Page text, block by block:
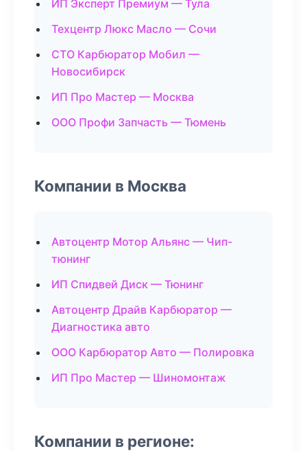
ИП Эксперт Премиум — Тула
Техцентр Люкс Масло — Сочи
СТО Карбюратор Мобил —
Новосибирск
ИП Про Мастер — Москва
ООО Профи Запчасть — Тюмень
Компании в Москва
Автоцентр Мотор Альянс — Чип-
тюнинг
ИП Спидвей Диск — Тюнинг
Автоцентр Драйв Карбюратор —
Диагностика авто
ООО Карбюратор Авто — Полировка
ИП Про Мастер — Шиномонтаж
Компании в регионе: